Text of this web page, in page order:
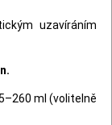
uzavíráním
ml (volitelně